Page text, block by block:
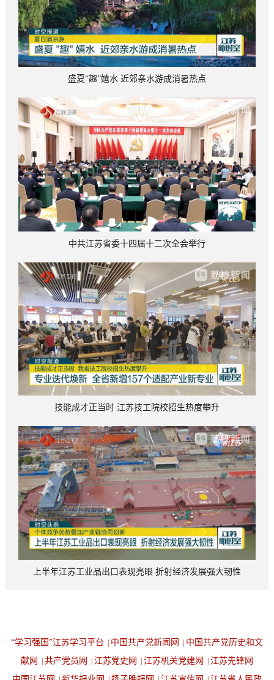
盛夏“趣”嬉水 近郊亲水游成消暑热点
中共江苏省委十四届十二次全会举行
技能成才正当时 江苏技工院校招生热度攀升
上半年江苏工业品出口表现亮眼 折射经济发展强大韧性
“学习强国”江苏学习平台 中国共产党新闻网
中国共产党历史和文
献网
共产党员网 江苏党史网 江苏机关党建网
江苏先锋网